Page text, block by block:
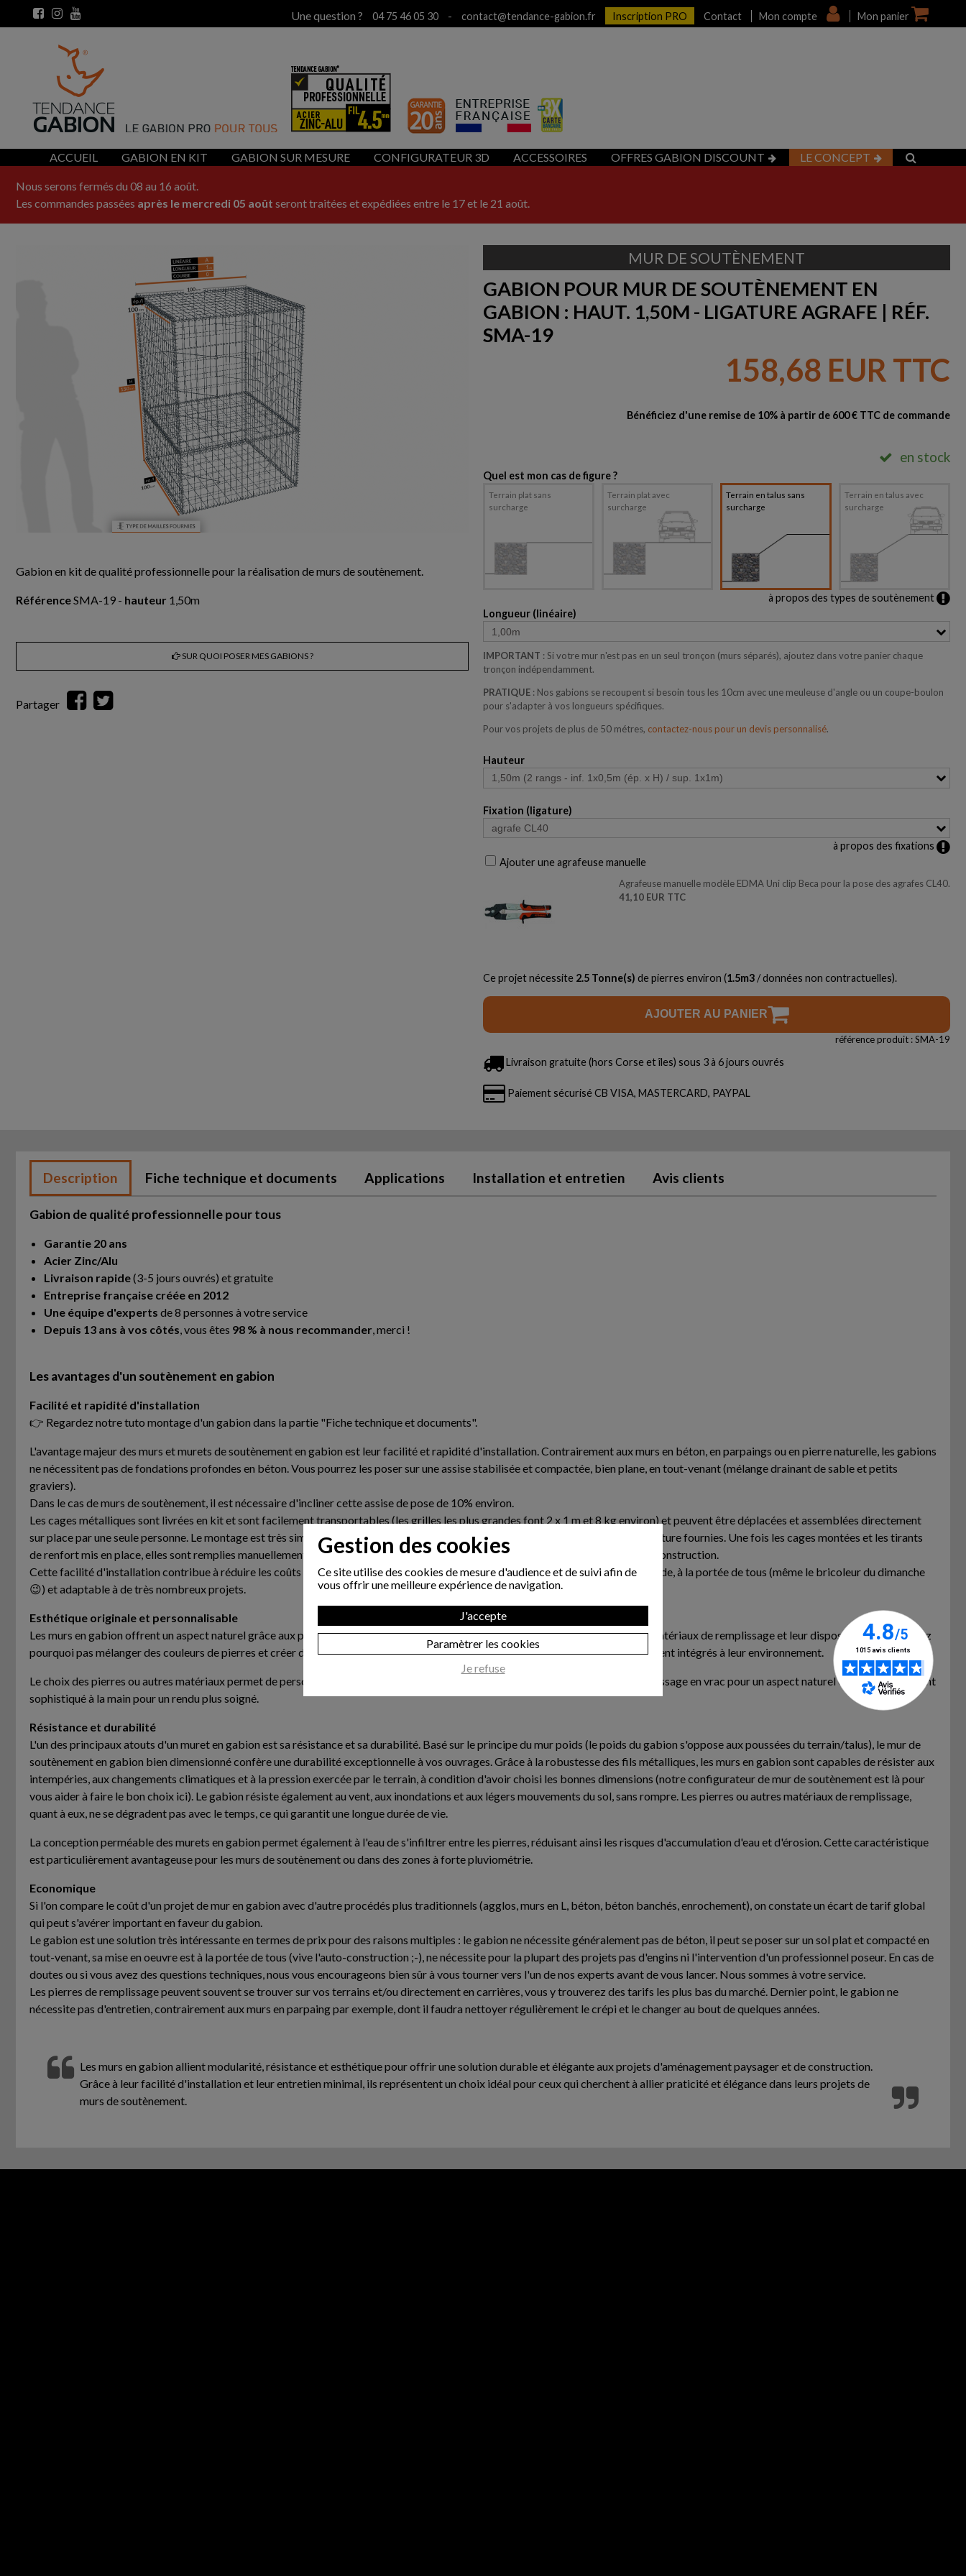
Gestion des cookies
Ce site utilise des cookies de mesure d'audience et de suivi afin de
vous offrir une meilleure expérience de navigation.
J'accepte
Paramètrer les cookies
Je refuse
Une question ? 04 75 46 05 30 - contact@tendance-gabion.fr Inscription PRO Contact Mon compte Mon panier
ACCUEIL GABION EN KIT GABION SUR MESURE CONFIGURATEUR 3D ACCESSOIRES OFFRES GABION DISCOUNT LE CONCEPT
Nous serons fermés du 08 au 16 août.
Les commandes passées après le mercredi 05 août seront traitées et expédiées entre le 17 et le 21 août.
Gabion en kit de qualité professionnelle pour la réalisation de murs de soutènement.
RéférenceSMA-19 - hauteur 1,50m
SUR QUOI POSER MES GABIONS ?
Partager
MUR DE SOUTÈNEMENT
GABION POUR MUR DE SOUTÈNEMENT EN
GABION : HAUT. 1,50M - LIGATURE AGRAFE | RÉF.
SMA-19
158,68 EUR TTC
Bénéficiez d'une remise de 10% à partir de 600 € TTC de commande
en stock
Quel est mon cas de figure ?
Terrain plat sans
surcharge
Terrain plat avec
surcharge
Terrain en talus sans
surcharge
Terrain en talus avec
surcharge
à propos des types de soutènement
Longueur (linéaire)
IMPORTANT : Si votre mur n'est pas en un seul tronçon (murs séparés), ajoutez dans votre panier chaque
tronçon indépendamment.
PRATIQUE : Nos gabions se recoupent si besoin tous les 10cm avec une meuleuse d'angle ou un coupe-boulon
pour s'adapter à vos longueurs spécifiques.
Pour vos projets de plus de 50 métres, contactez-nous pour un devis personnalisé.
Hauteur
Fixation (ligature)
à propos des fixations
Ajouter une agrafeuse manuelle
Agrafeuse manuelle modèle EDMA Uni clip Beca pour la pose des agrafes CL40.
41,10 EUR TTC
Ce projet nécessite 2.5 Tonne(s) de pierres environ (1.5m3 / données non contractuelles).
AJOUTER AU PANIER
référence produit : SMA-19
Livraison gratuite (hors Corse et îles) sous 3 à 6 jours ouvrés
Paiement sécurisé CB VISA, MASTERCARD, PAYPAL
Description Fiche technique et documents Applications Installation et entretien Avis clients
Gabion de qualité professionnelle pour tous
Garantie 20 ans
Acier Zinc/Alu
Livraison rapide(3-5 jours ouvrés) et gratuite
Entreprise française créée en 2012
Une équipe d'experts de 8 personnes à votre service
Depuis 13 ans à vos côtés, vous êtes 98 % à nous recommander, merci !
Les avantages d'un soutènement en gabion
Facilité et rapidité d'installation
👉 Regardez notre tuto montage d'un gabion dans la partie "Fiche technique et documents".
L'avantage majeur des murs et murets de soutènement en gabion est leur facilité et rapidité d'installation. Contrairement aux murs en béton, en parpaings ou en pierre naturelle, les gabions
ne nécessitent pas de fondations profondes en béton. Vous pourrez les poser sur une assise stabilisée et compactée, bien plane, en tout-venant (mélange drainant de sable et petits
graviers).
Dans le cas de murs de soutènement, il est nécessaire d'incliner cette assise de pose de 10% environ.
Les cages métalliques sont livrées en kit et sont facilement transportables (les grilles les plus grandes font 2 x 1 m et 8 kg environ) et peuvent être déplacées et assemblées directement
sur place par une seule personne. Le montage est très simple, il suffit d'assembler les grilles à l'aide des spirales (ou agrafes) de ligature fournies. Une fois les cages montées et les tirants
de renfort mis en place, elles sont remplies manuellement avec les matériaux choisis, ce qui simplifie grandement le processus de construction.
Cette facilité d'installation contribue à réduire les coûts de main-d'oeuvre et de matériel, tout en permettant une construction rapide, à la portée de tous (même le bricoleur du dimanche
😉) et adaptable à de très nombreux projets.
Esthétique originale et personnalisable
Les murs en gabion offrent un aspect naturel grâce aux pierres et contemporain à la fois grâce à l'acier. De plus, en jouant sur les matériaux de remplissage et leur disposition (vous pouvez
pourquoi pas mélanger des couleurs de pierres et créer des formes originales), il est possible de créer des murs uniques, parfaitement intégrés à leur environnement.
Le choix des pierres ou autres matériaux permet de personnaliser l'apparence du mur, qu'il s'agisse d'une finition brute avec remplissage en vrac pour un aspect naturel ou d'un agencement
sophistiqué à la main pour un rendu plus soigné.
Résistance et durabilité
L'un des principaux atouts d'un muret en gabion est sa résistance et sa durabilité. Basé sur le principe du mur poids (le poids du gabion s'oppose aux poussées du terrain/talus), le mur de
soutènement en gabion bien dimensionné confère une durabilité exceptionnelle à vos ouvrages. Grâce à la robustesse des fils métalliques, les murs en gabion sont capables de résister aux
intempéries, aux changements climatiques et à la pression exercée par le terrain, à condition d'avoir choisi les bonnes dimensions (notre configurateur de mur de soutènement est là pour
vous aider à faire le bon choix ici). Le gabion résiste également au vent, aux inondations et aux légers mouvements du sol, sans rompre. Les pierres ou autres matériaux de remplissage,
quant à eux, ne se dégradent pas avec le temps, ce qui garantit une longue durée de vie.
La conception perméable des murets en gabion permet également à l'eau de s'infiltrer entre les pierres, réduisant ainsi les risques d'accumulation d'eau et d'érosion. Cette caractéristique
est particulièrement avantageuse pour les murs de soutènement ou dans des zones à forte pluviométrie.
Economique
Si l'on compare le coût d'un projet de mur en gabion avec d'autre procédés plus traditionnels (agglos, murs en L, béton, béton banchés, enrochement), on constate un écart de tarif global
qui peut s'avérer important en faveur du gabion.
Le gabion est une solution très intéressante en termes de prix pour des raisons multiples : le gabion ne nécessite généralement pas de béton, il peut se poser sur un sol plat et compacté en
tout-venant, sa mise en oeuvre est à la portée de tous (vive l'auto-construction ;-), ne nécessite pour la plupart des projets pas d'engins ni l'intervention d'un professionnel poseur. En cas de
doutes ou si vous avez des questions techniques, nous vous encourageons bien sûr à vous tourner vers l'un de nos experts avant de vous lancer. Nous sommes à votre service.
Les pierres de remplissage peuvent souvent se trouver sur vos terrains et/ou directement en carrières, vous y trouverez des tarifs les plus bas du marché. Dernier point, le gabion ne
nécessite pas d'entretien, contrairement aux murs en parpaing par exemple, dont il faudra nettoyer régulièrement le crépi et le changer au bout de quelques années.
Les murs en gabion allient modularité, résistance et esthétique pour offrir une solution durable et élégante aux projets d'aménagement paysager et de construction.
Grâce à leur facilité d'installation et leur entretien minimal, ils représentent un choix idéal pour ceux qui cherchent à allier praticité et élégance dans leurs projets de
murs de soutènement.